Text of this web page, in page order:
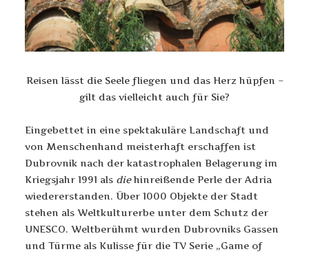
Reisen lässt die Seele fliegen und das Herz hüpfen –
gilt das vielleicht auch für Sie?
Eingebettet in eine spektakuläre Landschaft und
von Menschenhand meisterhaft erschaffen ist
Dubrovnik nach der katastrophalen Belagerung im
Kriegsjahr 1991 als diehinreißende Perle der Adria
wiedererstanden. Über 1000 Objekte der Stadt
stehen als Weltkulturerbe unter dem Schutz der
UNESCO. Weltberühmt wurden Dubrovniks Gassen
und Türme als Kulisse für die TV Serie „Game of